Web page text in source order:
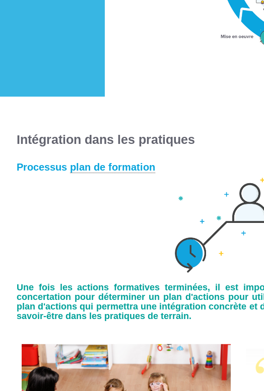
Intégration dans les pratiques
Processus plan de formation
Une fois les actions formatives terminées, il est
concertation pour déterminer un plan d'actions pour
plan d'actions qui permettra une intégration concrète et
savoir-être dans les pratiques de terrain.